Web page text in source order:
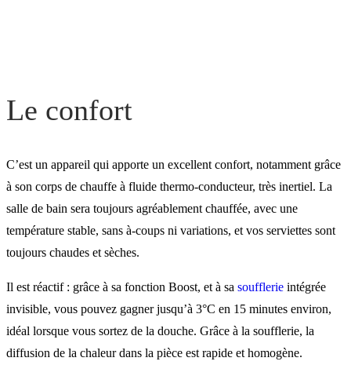
Le confort
C’est un appareil qui apporte un excellent confort, notamment grâce
à son corps de chauffe à fluide thermo-conducteur, très inertiel. La
salle de bain sera toujours agréablement chauffée, avec une
température stable, sans à-coups ni variations, et vos serviettes sont
toujours chaudes et sèches.
Il est réactif : grâce à sa fonction Boost, et à sa soufflerie intégrée
invisible, vous pouvez gagner jusqu’à 3°C en 15 minutes environ,
idéal lorsque vous sortez de la douche. Grâce à la soufflerie, la
diffusion de la chaleur dans la pièce est rapide et homogène.